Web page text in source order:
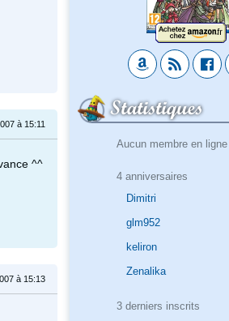
Statistiques
Aucun membre en ligne
4 anniversaires
Dimitri
glm952
keliron
Zenalika
3 derniers inscrits
à 15:11
^^
à 15:13